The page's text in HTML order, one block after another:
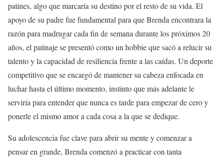
patines, algo que marcaría su destino por el resto de su vida. El
apoyo de su padre fue fundamental para que Brenda encontrara la
razón para madrugar cada fin de semana durante los próximos 20
años, el patinaje se presentó como un hobbie que sacó a relucir su
talento y la capacidad de resiliencia frente a las caídas. Un deporte
competitivo que se encargó de mantener su cabeza enfocada en
luchar hasta el último momento, instinto que más adelante le
serviría para entender que nunca es tarde para empezar de cero y
ponerle el mismo amor a cada cosa a la que se dedique.
Su adolescencia fue clave para abrir su mente y comenzar a
pensar en grande, Brenda comenzó a practicar con tanta